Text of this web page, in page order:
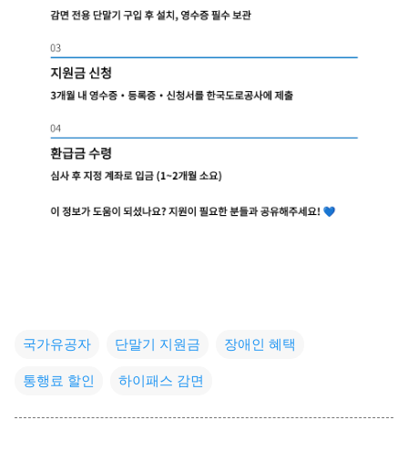
국가유공자 단말기 지원금 장애인 혜택
통행료 할인 하이패스 감면